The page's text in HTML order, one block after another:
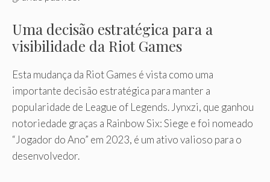
Uma decisão estratégica para a
visibilidade da Riot Games
Esta mudança da Riot Games é vista como uma
importante decisão estratégica para manter a
popularidade de League of Legends. Jynxzi, que ganhou
notoriedade graças a Rainbow Six: Siege e foi nomeado
“Jogador do Ano” em 2023, é um ativo valioso para o
desenvolvedor.